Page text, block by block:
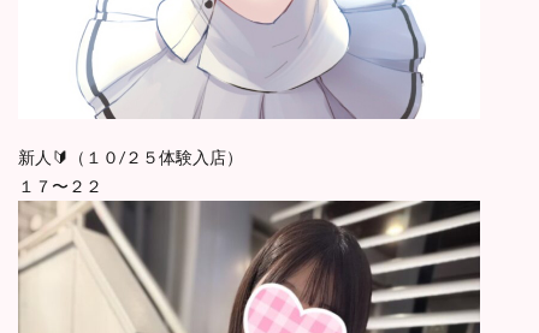
新人🔰（１０/２５体験入店）
１７〜２２